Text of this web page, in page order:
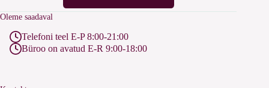
Oleme saadaval
Telefoni teel E-P 8:00-21:00
Büroo on avatud E-R 9:00-18:00